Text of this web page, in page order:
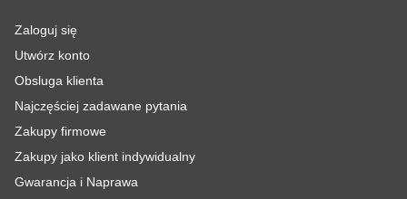
Zaloguj się
Utwórz konto
Obsluga klienta
Najczęściej zadawane pytania
Zakupy firmowe
Zakupy jako klient indywidualny
Gwarancja i Naprawa